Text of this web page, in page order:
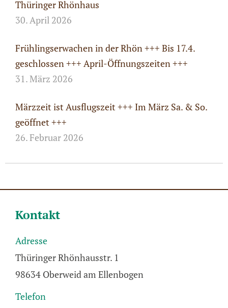
Thüringer Rhönhaus
30. April 2026
Frühlingserwachen in der Rhön +++ Bis 17.4.
geschlossen +++ April-Öffnungszeiten +++
31. März 2026
Märzzeit ist Ausflugszeit +++ Im März Sa. & So.
geöffnet +++
26. Februar 2026
Kontakt
Adresse
Thüringer Rhönhausstr. 1
98634 Oberweid am Ellenbogen
Telefon